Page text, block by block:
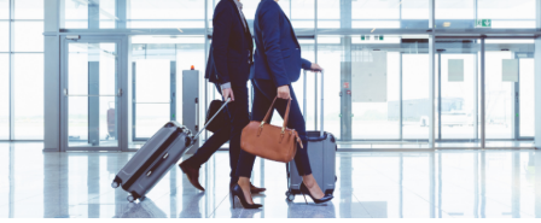
lit
comment
protéger